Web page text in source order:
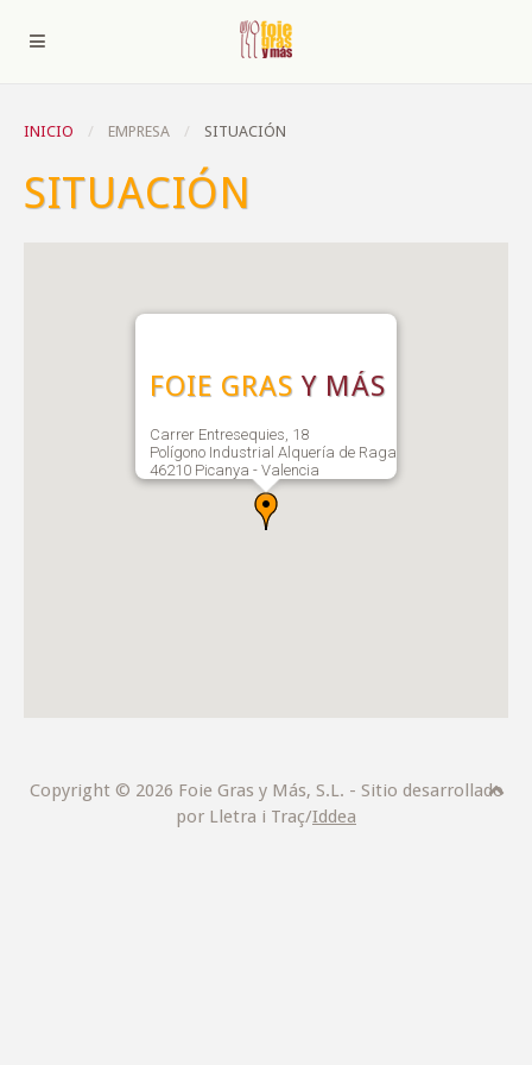
INICIO EMPRESA SITUACIÓN
SITUACIÓN
FOIE GRAS Y MÁS
Carrer Entresequies, 18
Polígono Industrial Alquería de Raga
46210 Picanya - Valencia
Copyright © 2026 Foie Gras y Más, S.L. - Sitio desarrollado
por Lletra i Traç/Iddea